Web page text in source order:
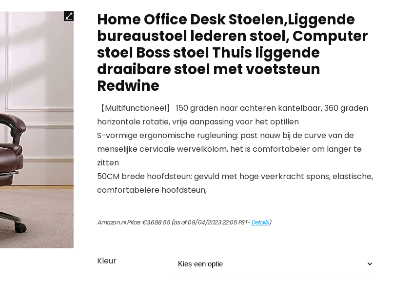
Home Office Desk Stoelen,Liggende
bureaustoel lederen stoel, Computer
stoel Boss stoel Thuis liggende
draaibare stoel met voetsteun
Redwine
【Multifunctioneel】 150 graden naar achteren kantelbaar, 360 graden
horizontale rotatie, vrije aanpassing voor het optillen
S-vormige ergonomische rugleuning: past nauw bij de curve van de
menselijke cervicale wervelkolom, het is comfortabeler om langer te
zitten
50CM brede hoofdsteun: gevuld met hoge veerkracht spons, elastische,
comfortabelere hoofdsteun,
Amazon.nl Price:€3,688.55(as of 09/04/2023 22:05 PST-Details)
Kleur